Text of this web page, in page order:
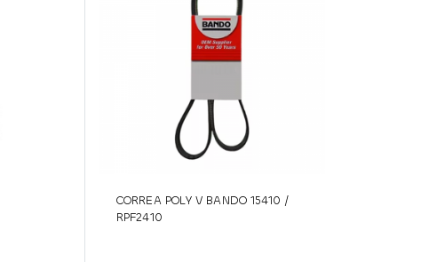
CORREA POLY V BANDO 15410 /
RPF2410